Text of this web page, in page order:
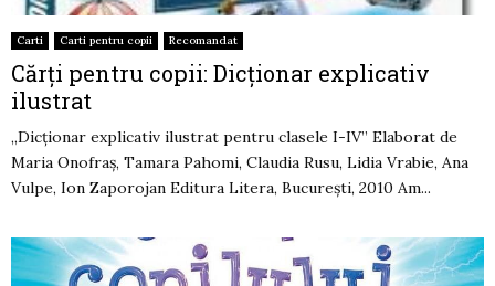
Carti Carti pentru copii Recomandat
Cărţi pentru copii: Dicţionar explicativ
ilustrat
„Dicţionar explicativ ilustrat pentru clasele I-IV” Elaborat de
Maria Onofraş, Tamara Pahomi, Claudia Rusu, Lidia Vrabie, Ana
Vulpe, Ion Zaporojan Editura Litera, Bucureşti, 2010 Am...